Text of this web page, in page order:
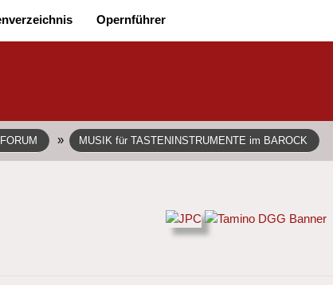
Opernführer
» MUSIK für TASTENINSTRUMENTE im BAROCK